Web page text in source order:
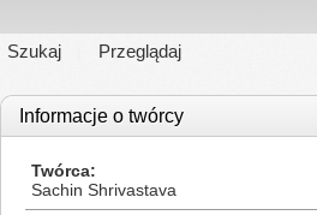
Szukaj Przeglądaj
Informacje o twórcy
Twórca
Sachin Shrivastava